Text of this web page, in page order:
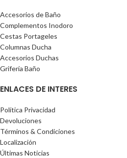
Accesorios de Baño
Complementos Inodoro
Cestas Portageles
Columnas Ducha
Accesorios Duchas
Grifería Baño
ENLACES DE INTERES
Política Privacidad
Devoluciones
Términos & Condiciones
Localización
Últimas Noticias